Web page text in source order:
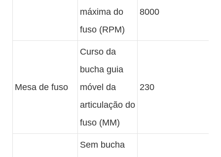
máxima do
fuso (RPM)
8000
Mesa de fuso
Curso da
bucha guia
móvel da
articulação do
fuso (MM)
230
Sem bucha